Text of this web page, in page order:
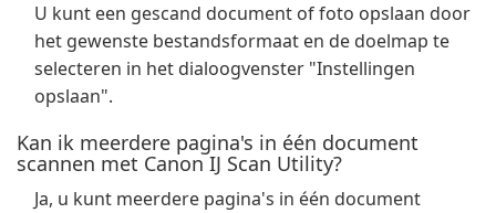
U kunt een gescand document of foto opslaan door
het gewenste bestandsformaat en de doelmap te
selecteren in het dialoogvenster "Instellingen
opslaan".
Kan ik meerdere pagina's in één document
scannen met Canon IJ Scan Utility?
Ja, u kunt meerdere pagina's in één document